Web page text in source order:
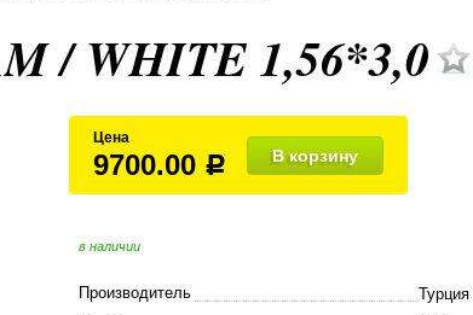
/ WHITE 1,56*3,0
Цена
9700.00 Р В корзину
в наличии
Производитель
Турция